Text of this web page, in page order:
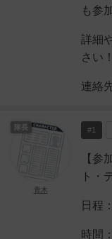
も参
詳細
さい！
連絡
#1
【参
ト・
日程
時間
隊長
青木